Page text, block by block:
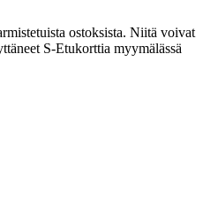
ostoksista. Niitä voivat
S-Etukorttia myymälässä